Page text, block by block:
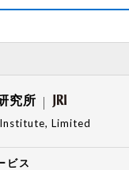
究所
Limited
ビス